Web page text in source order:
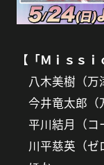
【「Ｍｉｓｓ
八木美樹（万
今井竜太郎（
平川結月（コ
川平慈英（ゼ